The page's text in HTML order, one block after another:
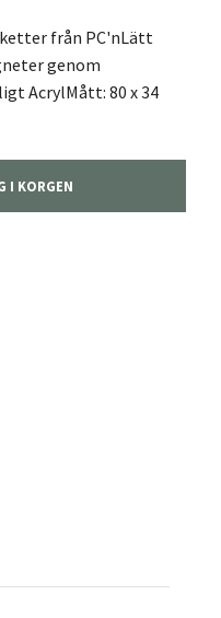
från PC'nLätt
genom
AcrylMått: 80 x 34
I KORGEN